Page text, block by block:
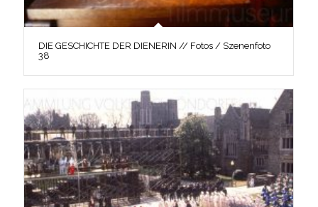
DIE GESCHICHTE DER DIENERIN // Fotos / Szenenfoto
38